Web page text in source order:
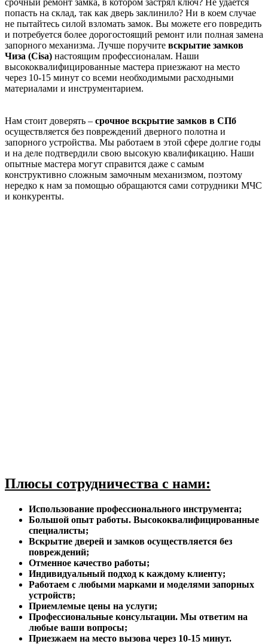
срочный ремонт замка, в котором застрял ключ? Не удается
попасть на склад, так как дверь заклинило? Ни в коем случае
не пытайтесь силой взломать замок. Вы можете его повредить
и потребуется более дорогостоящий ремонт или полная замена
запорного механизма. Лучше поручите вскрытие замков
Чиза (Cisa) настоящим профессионалам. Наши
высококвалифицированные мастера приезжают на место
через 10-15 минут со всеми необходимыми расходными
материалами и инструментарием.
Нам стоит доверять – срочное вскрытие замков в СПб
осуществляется без повреждений дверного полотна и
запорного устройства. Мы работаем в этой сфере долгие годы
и на деле подтвердили свою высокую квалификацию. Наши
опытные мастера могут справится даже с самым
конструктивно сложным замочным механизмом, поэтому
нередко к нам за помощью обращаются сами сотрудники МЧС
и конкуренты.
Плюсы сотрудничества с нами:
Использование профессионального инструмента;
Большой опыт работы. Высококвалифицированные
специалисты;
Вскрытие дверей и замков осуществляется без
повреждений;
Отменное качество работы;
Индивидуальный подход к каждому клиенту;
Работаем с любыми марками и моделями запорных
устройств;
Приемлемые цены на услуги;
Профессиональные консультации. Мы ответим на
любые ваши вопросы;
Приезжаем на место вызова через 10-15 минут.